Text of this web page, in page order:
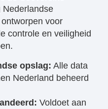
Nederlandse
voor
controle en veiligheid
opslag: Alle data
Nederland beheerd
Voldoet aan